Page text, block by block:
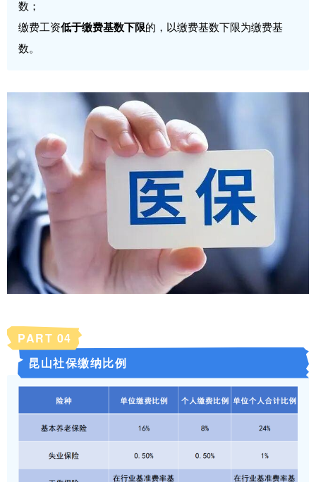
数；
缴费工资低于缴费基数下限的，以缴费基数下限为缴费基
数。
PART 04
昆山社保缴纳比例